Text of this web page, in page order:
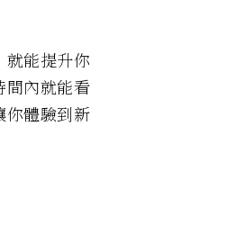
就能提升你
間內就能看
你體驗到新